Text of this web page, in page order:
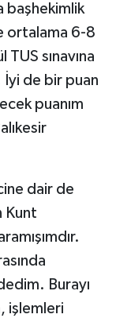
başhekimlik
ortalama 6-8
TUS sınavına
İyi de bir puan
puanım
dair de
Kunt
Burayı
işlemleri